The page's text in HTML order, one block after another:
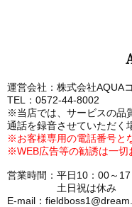
運営会社：株式会社AQUA
TEL：0572-44-8002
※当店では、サービスの品
通話を録音させていただく
※お客様専用の電話番号と
※WEB広告等の勧誘は一切
営業時間：平日10：00～
土日祝は休み
E-mail：